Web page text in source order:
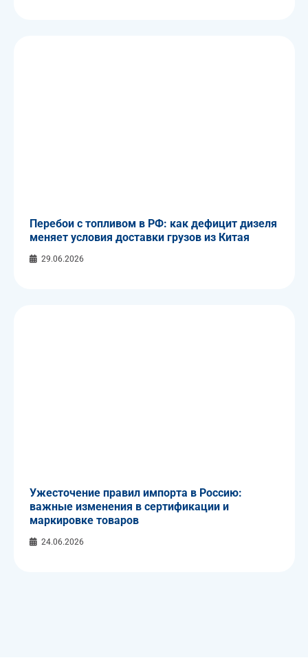
Перебои с топливом в РФ: как дефицит дизеля
меняет условия доставки грузов из Китая
29.06.2026
Ужесточение правил импорта в Россию:
важные изменения в сертификации и
маркировке товаров
24.06.2026